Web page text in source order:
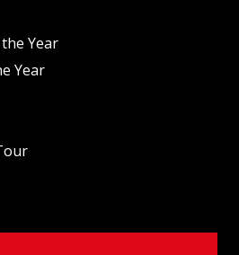
Year
Year